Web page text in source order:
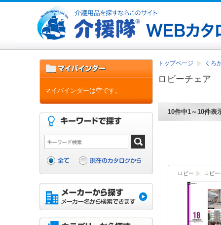
トップページ くろ
ロビーチェア
10件中1～10件表
ロビー ロビ
マイバインダーは空です。